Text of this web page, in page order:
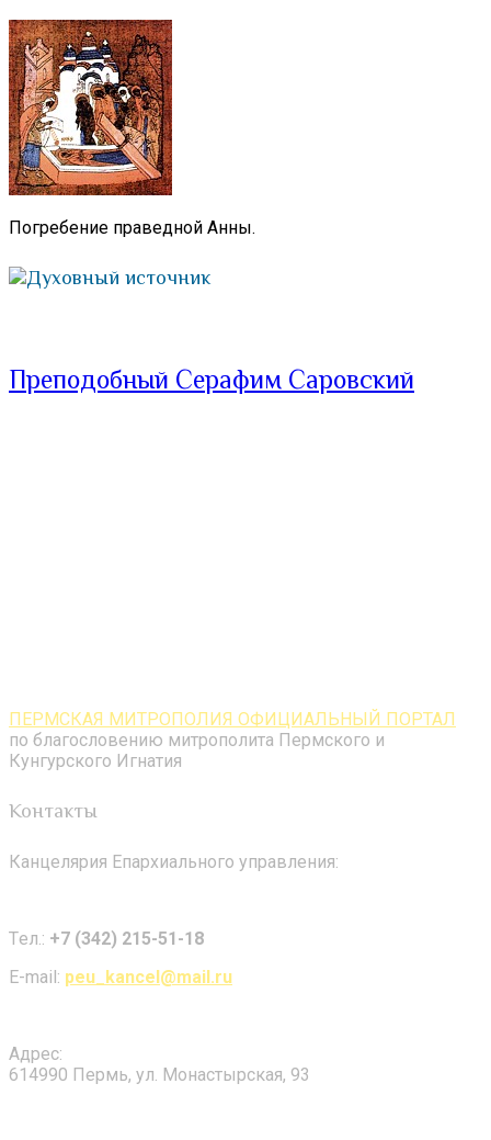
Погребение праведной Анны.
Духовный источник
Преподобный Серафим Саровский
ПЕРМСКАЯ МИТРОПОЛИЯ ОФИЦИАЛЬНЫЙ ПОРТАЛ
по благословению митрополита Пермского и
Кунгурского Игнатия
Контакты
Канцелярия Епархиального управления:
Tел.: +7 (342) 215-51-18
E-mail: peu_kancel@mail.ru
Адрес:
614990 Пермь, ул. Монастырская, 93